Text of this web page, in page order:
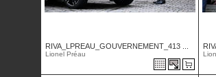
RIVA_LPREAU_GOUVERNEMENT_413 ...
Lionel Préau